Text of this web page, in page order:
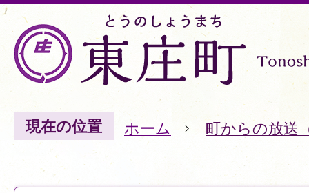
現在の位置 ホーム 町からの放送